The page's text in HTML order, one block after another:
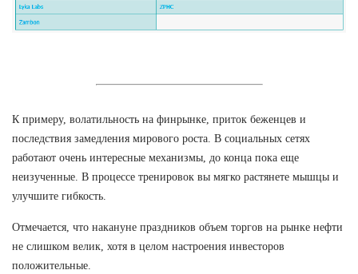
К примеру, волатильность на финрынке, приток беженцев и
последствия замедления мирового роста. В социальных сетях
работают очень интересные механизмы, до конца пока еще
неизученные. В процессе тренировок вы мягко растянете мышцы и
улучшите гибкость.
Отмечается, что накануне праздников объем торгов на рынке нефти
не слишком велик, хотя в целом настроения инвесторов
положительные.